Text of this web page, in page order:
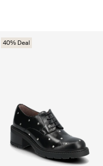
40% Deal